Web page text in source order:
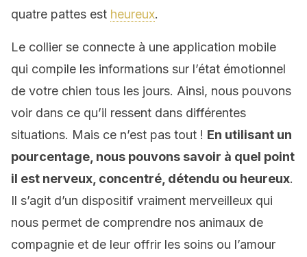
quatre pattes est heureux.
Le collier se connecte à une application mobile
qui compile les informations sur l’état émotionnel
de votre chien tous les jours. Ainsi, nous pouvons
voir dans ce qu’il ressent dans différentes
situations. Mais ce n’est pas tout ! En utilisant un
pourcentage, nous pouvons savoir à quel point
il est nerveux, concentré, détendu ou heureux.
Il s’agit d’un dispositif vraiment merveilleux qui
nous permet de comprendre nos animaux de
compagnie et de leur offrir les soins ou l’amour